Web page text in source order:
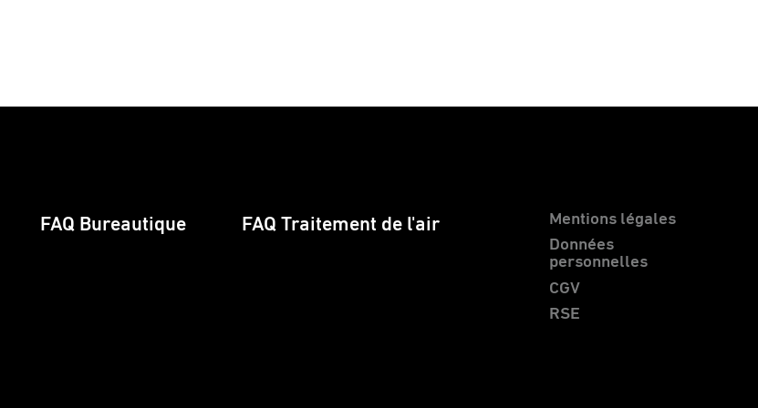
FAQ Bureautique
FAQ Traitement de l'air
Mentions légales
Données
personnelles
CGV
RSE